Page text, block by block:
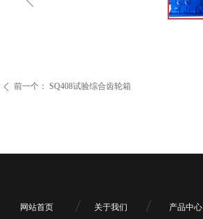
ꄴ 前一个： SQ408试验综合齿轮箱
网站首页 关于我们 产品中心